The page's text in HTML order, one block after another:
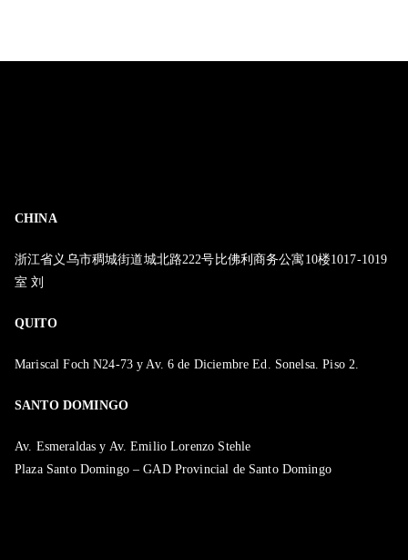
CHINA
浙江省义乌市稠城街道城北路222号比佛利商务公寓10楼1017-1019
室 刘
QUITO
Mariscal Foch N24-73 y Av. 6 de Diciembre Ed. Sonelsa. Piso 2.
SANTO DOMINGO
Av. Esmeraldas y Av. Emilio Lorenzo Stehle
Plaza Santo Domingo – GAD Provincial de Santo Domingo